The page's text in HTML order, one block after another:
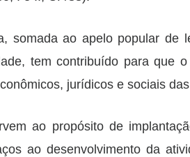
somada ao apelo popular de
tem contribuído para que
jurídicos e sociais
ao propósito de
ao desenvolvimento da